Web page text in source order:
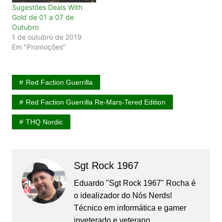
Sugestões Deals With
Gold de 01 a 07 de
Outubro
1 de outubro de 2019
Em "Promoções"
Red Faction Guerrilla
Red Faction Guerrilla Re-Mars-Tered Edition
THQ Nordic
Sgt Rock 1967
Eduardo "Sgt Rock 1967" Rocha é
o idealizador do Nós Nerds!
Técnico em informática e gamer
inveterado e veterano.